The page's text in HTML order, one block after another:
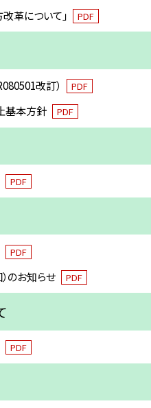
革について」 PDF
改訂） PDF
基本方針 PDF
PDF
PDF
のお知らせ PDF
PDF